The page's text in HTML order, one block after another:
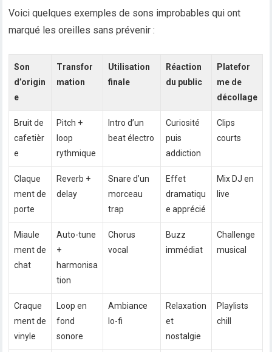
Voici quelques exemples de sons improbables qui ont
marqué les oreilles sans prévenir :
Son
d’origin
e
Transfor
mation
Utilisation
finale
Réaction
du public
Platefor
me de
décollage
Bruit de
cafetièr
e
Pitch +
loop
rythmique
Intro d’un
beat électro
Curiosité
puis
addiction
Clips
courts
Claque
ment de
porte
Reverb +
delay
Snare d’un
morceau
trap
Effet
dramatiqu
e apprécié
Mix DJ en
live
Miaule
ment de
chat
Auto-tune
+
harmonisa
tion
Chorus
vocal
Buzz
immédiat
Challenge
musical
Craque
ment de
vinyle
Loop en
fond
sonore
Ambiance
lo-fi
Relaxation
et
nostalgie
Playlists
chill